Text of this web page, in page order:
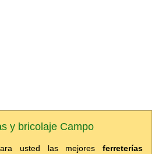
y bricolaje Campo
usted las mejores ferreterías